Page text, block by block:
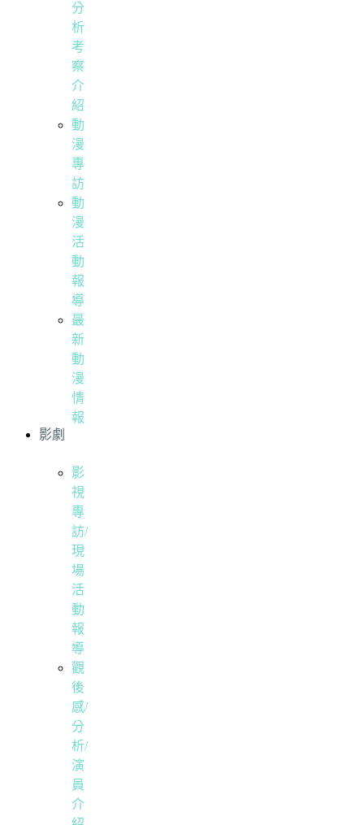
分
析
考
察
介
紹
動
漫
專
訪
動
漫
活
動
報
導
最
新
動
漫
情
報
影劇
影
視
專
訪/
現
場
活
動
報
導
觀
後
感/
分
析/
演
員
介